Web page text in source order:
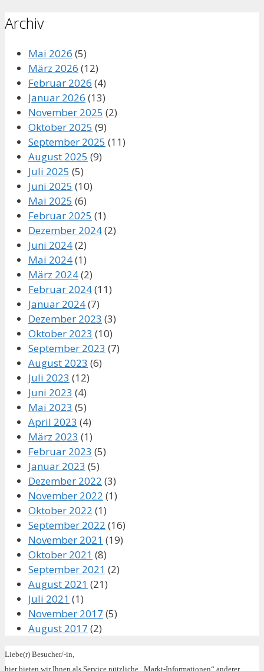
Archiv
Mai 2026 (5)
März 2026 (12)
Februar 2026 (4)
Januar 2026 (13)
November 2025 (2)
Oktober 2025 (9)
September 2025 (11)
August 2025 (9)
Juli 2025 (5)
Juni 2025 (10)
Mai 2025 (6)
Februar 2025 (1)
Dezember 2024(2)
Juni 2024(2)
Mai 2024(1)
März 2024(2)
Februar 2024(11)
Januar 2024(7)
Dezember 2023 (3)
Oktober 2023 (10)
September 2023 (7)
August 2023 (6)
Juli 2023 (12)
Juni 2023 (4)
Mai 2023 (5)
April 2023 (4)
März 2023 (1)
Februar 2023 (5)
Januar 2023 (5)
Dezember 2022 (3)
November 2022 (1)
Oktober 2022 (1)
September 2022 (16)
November 2021 (19)
Oktober 2021 (8)
September 2021 (2)
August 2021 (21)
Juli 2021 (1)
November 2017 (5)
August 2017 (2)
Liebe(r) Besucher/-in,
hier bieten wir Ihnen als Service nützliche „Markt-Informationen“ anderer